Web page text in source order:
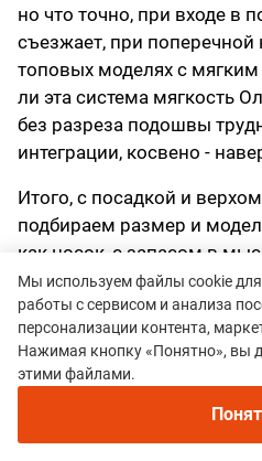
но что точно, при входе в
съезжает, при поперечной
топовых моделях с
ли эта система мягкость
без разреза подошвы
интеграции, косвено -
Итого, с посадкой и
подбираем размер и
как носок, с запасом в
Межподошва S/Lab
Уже после первого
подъем я забыл о
пены. Я прямо пожалел,
Мы используем файлы cookie
работы с сервисом и анализа
персонализации контента,
Нажимая кнопку «Понятно», вы
этими файлами.